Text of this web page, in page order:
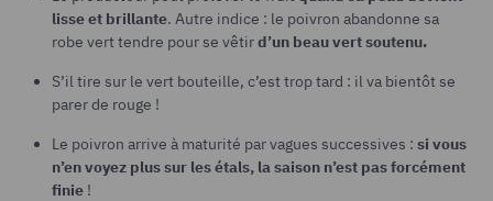
lisse et brillante. Autre indice : le poivron abandonne sa
robe vert tendre pour se vêtird’un beau vert soutenu.
S’il tire sur le vert bouteille, c’est trop tard : il va bientôt se
parer de rouge !
Le poivron arrive à maturité par vagues successives : si vous
n’en voyez plus sur les étals, la saison n’est pas forcément
finie!